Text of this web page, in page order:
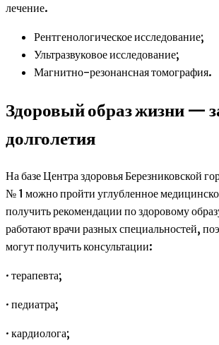
лечение.
Рентгенологическое исследование;
Ультразвуковое исследование;
Магнитно-резонансная томография.
Здоровый образ жизни —
долголетия
На базе Центра здоровья Березниковской
№ 1 можно пройти углубленное
получить рекомендации по здоровому
работают врачи разных специальностей,
могут получить консультации:
· терапевта;
· педиатра;
· кардиолога;